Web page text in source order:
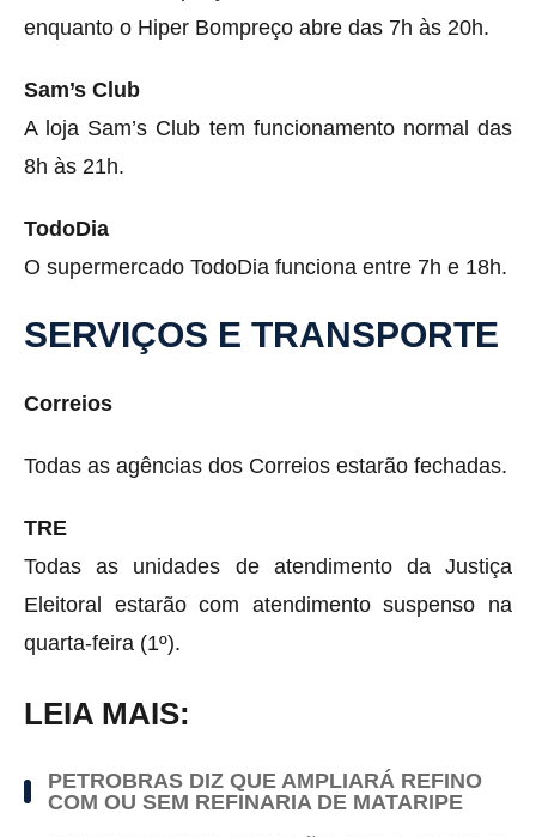
enquanto o Hiper Bompreço abre das 7h às 20h.
Sam’s Club
A loja Sam’s Club tem funcionamento normal das
8h às 21h.
TodoDia
O supermercado TodoDia funciona entre 7h e 18h.
SERVIÇOS E TRANSPORTE
Correios
Todas as agências dos Correios estarão fechadas.
TRE
Todas as unidades de atendimento da Justiça
Eleitoral estarão com atendimento suspenso na
quarta-feira (1º).
LEIA MAIS:
PETROBRAS DIZ QUE AMPLIARÁ REFINO
COM OU SEM REFINARIA DE MATARIPE